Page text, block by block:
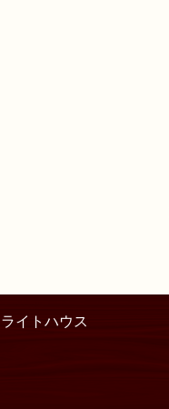
イトハウス